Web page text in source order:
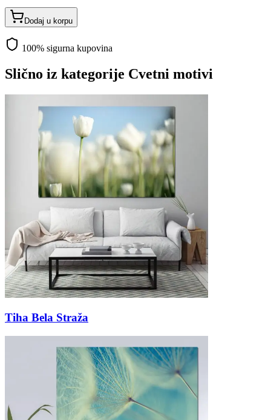
Dodaj u korpu
100% sigurna kupovina
Slično iz kategorije Cvetni motivi
Tiha Bela Straža